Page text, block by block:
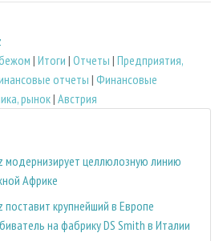
| Итоги | Отчеты | Предприятия,
отчеты | Финансовые
рынок| Австрия
модернизирует целлюлозную линию
Африке
поставит крупнейший в Европе
на фабрику DS Smith в Италии